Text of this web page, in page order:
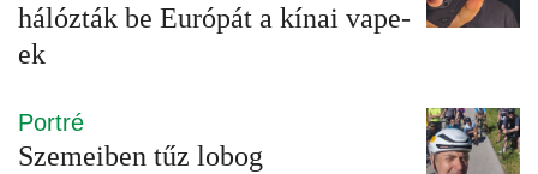
hálózták be Európát a kínai vape-
ek
Portré
Szemeiben tűz lobog